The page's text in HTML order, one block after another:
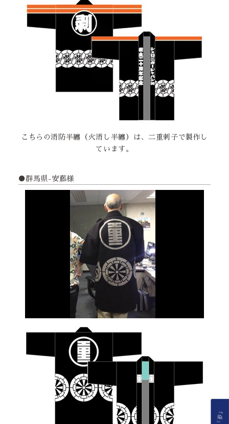
こちらの消防半纏（火消し半纏）は、二重刺子で製作し
ています。
●群馬県-安藤様